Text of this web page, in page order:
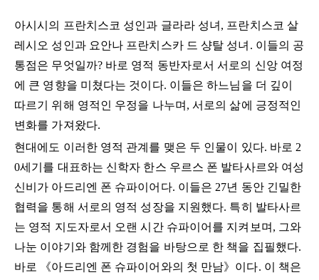
아시시의 프란치스코 성인과 글라라 성녀, 프란치스코 살
레시오 성인과 요안나 프란치스카 드 샹탈 성녀. 이들의 공
통점은 무엇일까? 바로 영적 동반자로서 서로의 신앙 여정
에 큰 영향을 미쳤다는 것이다. 이들은 하느님을 더 깊이
따르기 위해 영적인 우정을 나누며, 서로의 삶에 긍정적인
변화를 가져왔다.
현대에도 이러한 영적 관계를 맺은 두 인물이 있다. 바로 2
0세기를 대표하는 신학자 한스 우르스 폰 발타사르와 여성
신비가 아드리엔 폰 슈파이어다. 이들은 27년 동안 긴밀한
협력을 통해 서로의 영적 성장을 지원했다. 특히 발타사르
는 영적 지도자로서 오랜 시간 슈파이어를 지켜보며, 그와
나눈 이야기와 함께한 경험을 바탕으로 한 책을 집필했다.
바로 《아드리엔 폰 슈파이어와의 첫 만남》이다. 이 책은